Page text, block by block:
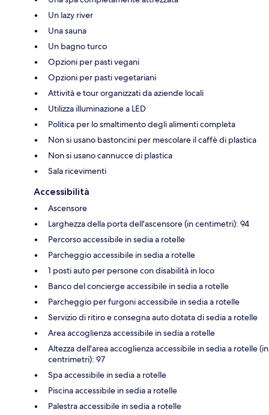
Un lazy river
Una sauna
Un bagno turco
Opzioni per pasti vegani
Opzioni per pasti vegetariani
Attività e tour organizzati da aziende locali
Utilizza illuminazione a LED
Politica per lo smaltimento degli alimenti completa
Non si usano bastoncini per mescolare il caffè di plastica
Non si usano cannucce di plastica
Sala ricevimenti
Accessibilità
Ascensore
Larghezza della porta dell'ascensore (in centimetri): 94
Percorso accessibile in sedia a rotelle
Parcheggio accessibile in sedia a rotelle
1 posti auto per persone con disabilità in loco
Banco del concierge accessibile in sedia a rotelle
Parcheggio per furgoni accessibile in sedia a rotelle
Servizio di ritiro e consegna auto dotata di sedia a rotelle
Area accoglienza accessibile in sedia a rotelle
Altezza dell'area accoglienza accessibile in sedia a rotelle (in
centrimetri): 97
Spa accessibile in sedia a rotelle
Piscina accessibile in sedia a rotelle
Palestra accessibile in sedia a rotelle